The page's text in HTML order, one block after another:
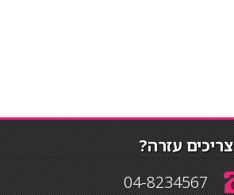
צריכים עזרה?
04-8234567